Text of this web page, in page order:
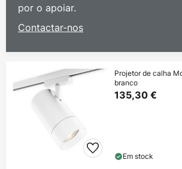
por o apoiar.
Contactar-nos
Projetor de calha
branco
135,30 €
Em stock